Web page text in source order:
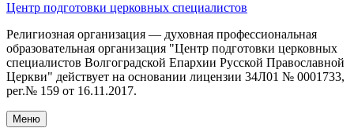
Центр подготовки церковных специалистов
Религиозная организация — духовная профессиональная
образовательная организация "Центр подготовки церковных
специалистов Волгоградской Eпархии Русской Православной
Церкви" действует на основании лицензии 34Л01 № 0001733,
рег.№ 159 от 16.11.2017.
Меню